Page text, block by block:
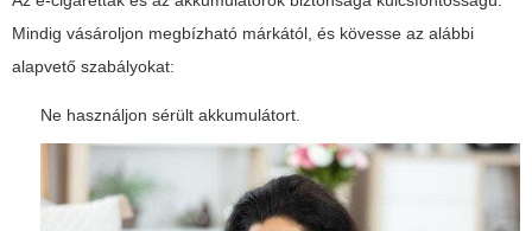
Mindig vásároljon megbízható márkától, és kövesse az alábbi
alapvető szabályokat:
Ne használjon sérült akkumulátort.